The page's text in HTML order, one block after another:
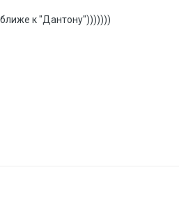
ближе к "Дантону")))))))